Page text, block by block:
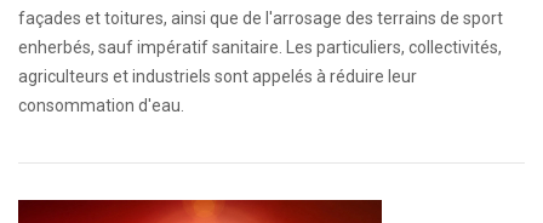
façades et toitures, ainsi que de l'arrosage des terrains de sport
enherbés, sauf impératif sanitaire. Les particuliers, collectivités,
agriculteurs et industriels sont appelés à réduire leur
consommation d'eau.